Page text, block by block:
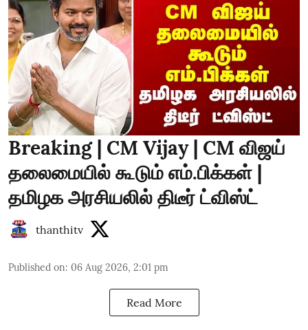
Breaking | CM Vijay | CM விஜய்
தலைமையில் கூடும் எம்.பிக்கள் |
தமிழக அரசியலில் திடீர் ட்விஸ்ட்
thanthitv
Published on: 06 Aug 2026, 2:01 pm
Read More